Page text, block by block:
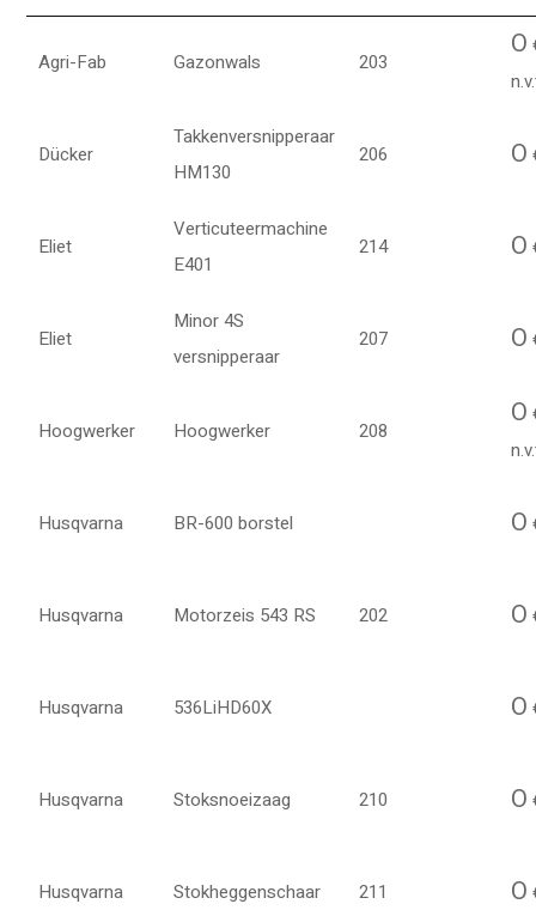
Agri-Fab Gazonwals 203
O
Dücker
Takkenversnipperaar
HM130
206 O
Eliet
Verticuteermachine
E401
214 O
Eliet
Minor 4S
versnipperaar
207 O
Hoogwerker Hoogwerker 208
O
Husqvarna BR-600 borstel O
Husqvarna Motorzeis 543 RS 202 O
Husqvarna 536LiHD60X O
Husqvarna Stoksnoeizaag 210 O
Husqvarna Stokheggenschaar 211 O